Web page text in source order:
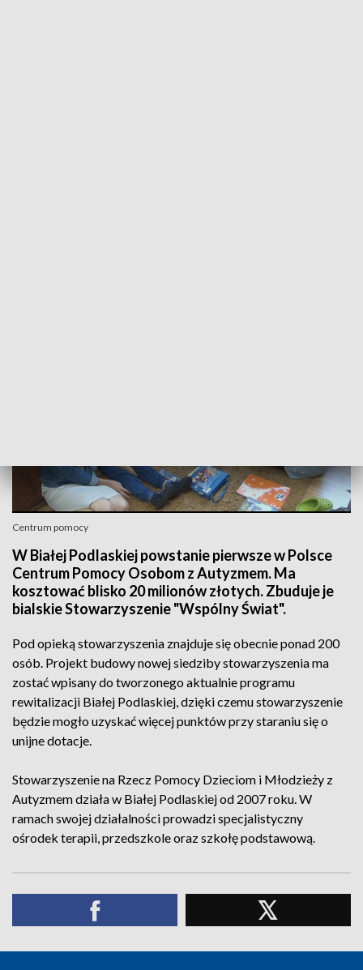
Centrum pomocy
W Białej Podlaskiej powstanie pierwsze w Polsce
Centrum Pomocy Osobom z Autyzmem. Ma
kosztować blisko 20 milionów złotych. Zbuduje je
bialskie Stowarzyszenie "Wspólny Świat".
Pod opieką stowarzyszenia znajduje się obecnie ponad 200
osób. Projekt budowy nowej siedziby stowarzyszenia ma
zostać wpisany do tworzonego aktualnie programu
rewitalizacji Białej Podlaskiej, dzięki czemu stowarzyszenie
będzie mogło uzyskać więcej punktów przy staraniu się o
unijne dotacje.
Stowarzyszenie na Rzecz Pomocy Dzieciom i Młodzieży z
Autyzmem działa w Białej Podlaskiej od 2007 roku. W
ramach swojej działalności prowadzi specjalistyczny
ośrodek terapii, przedszkole oraz szkołę podstawową.